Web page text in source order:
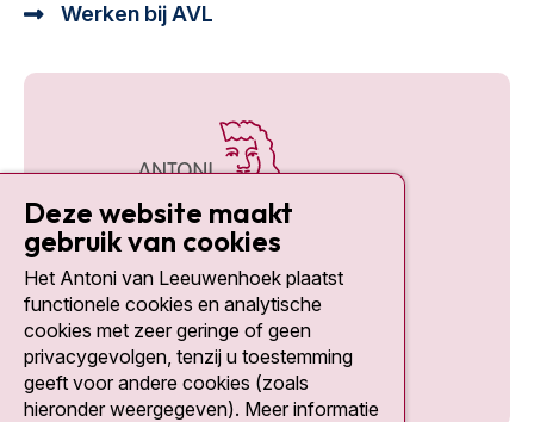
Werken bij AVL
Social media
Deze website maakt
gebruik van cookies
Het Antoni van Leeuwenhoek plaatst
functionele cookies en analytische
cookies met zeer geringe of geen
privacygevolgen, tenzij u toestemming
geeft voor andere cookies (zoals
hieronder weergegeven). Meer informatie